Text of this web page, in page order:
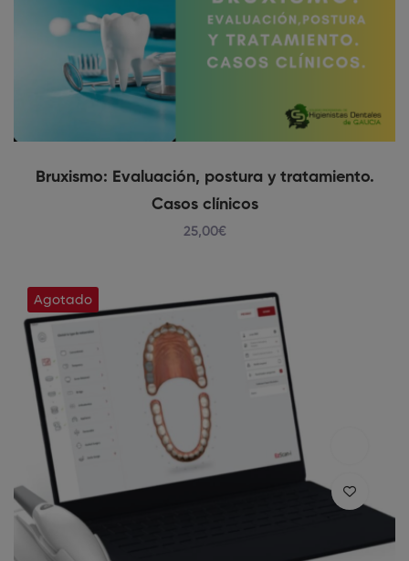
Bruxismo: Evaluación, postura y tratamiento.
Casos clínicos
25,00€
Agotado